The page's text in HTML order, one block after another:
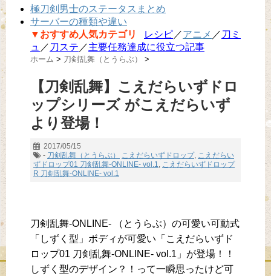
極刀剣男士のステータスまとめ
サーバーの種類や違い
▼おすすめ人気カテゴリ
レシピ／アニメ ／ 刀ミ
ュ ／ 刀ステ ／主要任務達成に役立つ記事
ホーム > 刀剣乱舞（とうらぶ） >
【刀剣乱舞】こえだらいずドロ
ップシリーズ がこえだらいず
より登場！
2017/05/15
- 刀剣乱舞（とうらぶ） こえだらいずドロップ, こえだらい
ずドロップ01 刀剣乱舞-ONLINE- vol.1, こえだらいずドロップ
R 刀剣乱舞-ONLINE- vol.1
刀剣乱舞-ONLINE- （とうらぶ）の可愛い可動式
「しずく型」ボディが可愛い「こえだらいずド
ロップ01 刀剣乱舞-ONLINE- vol.1」が登場！！
しずく型のデザイン？！って一瞬思ったけど可